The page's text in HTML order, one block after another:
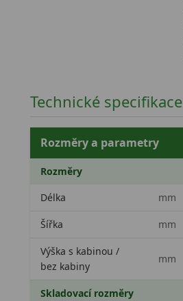
Technické specifikace
Rozměry a parametry
Rozměry
Délka
mm
Šířka mm
Výška s kabinou /
bez kabiny
mm
Skladovací rozměry